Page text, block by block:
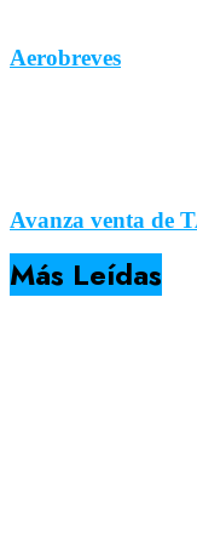
Aerobreves
Avanza venta de
Más Leídas